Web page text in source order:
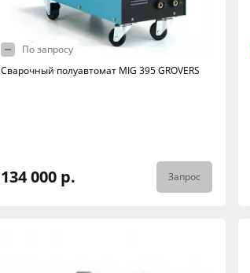
По запросу
Сварочный полуавтомат MIG 395 GROVERS
134 000 р. Запрос